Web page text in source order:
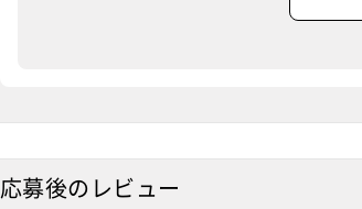
応募後のレビュー